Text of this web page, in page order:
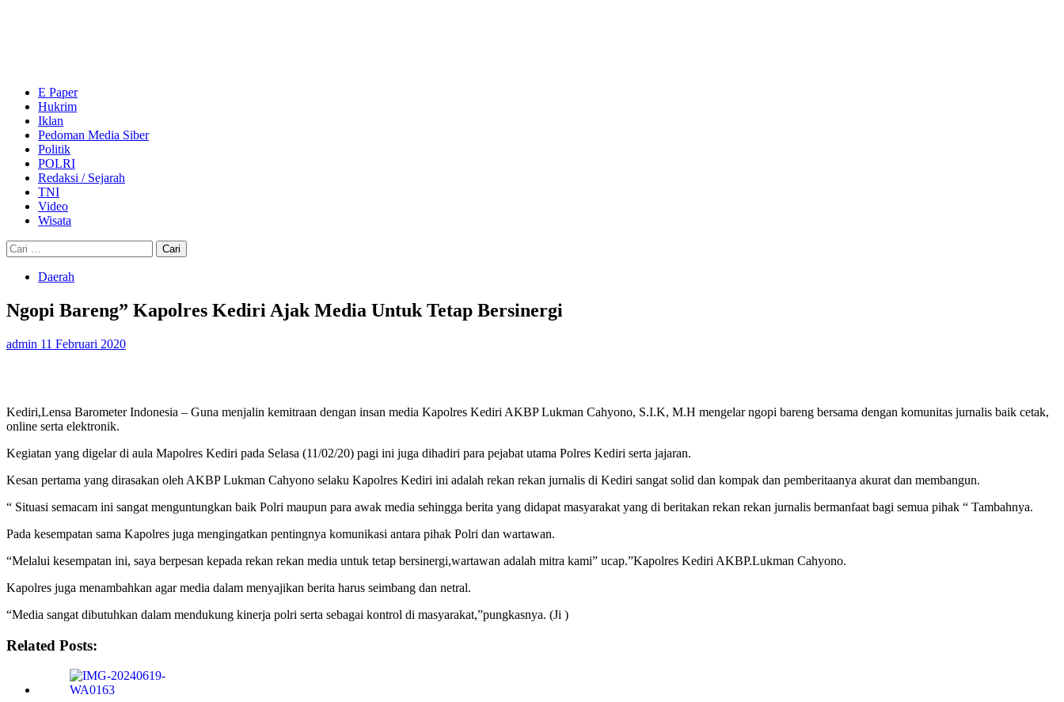
E Paper
Hukrim
Iklan
Pedoman Media Siber
Politik
POLRI
Redaksi / Sejarah
TNI
Video
Wisata
Cari
untuk:
Daerah
Ngopi Bareng” Kapolres Kediri Ajak Media Untuk Tetap Bersinergi
admin 11 Februari 2020
Kediri,Lensa Barometer Indonesia – Guna menjalin kemitraan dengan insan media Kapolres Kediri AKBP Lukman Cahyono, S.I.K, M.H mengelar ngopi bareng bersama dengan komunitas jurnalis baik cetak,
online serta elektronik.
Kegiatan yang digelar di aula Mapolres Kediri pada Selasa (11/02/20) pagi ini juga dihadiri para pejabat utama Polres Kediri serta jajaran.
Kesan pertama yang dirasakan oleh AKBP Lukman Cahyono selaku Kapolres Kediri ini adalah rekan rekan jurnalis di Kediri sangat solid dan kompak dan pemberitaanya akurat dan membangun.
“ Situasi semacam ini sangat menguntungkan baik Polri maupun para awak media sehingga berita yang didapat masyarakat yang di beritakan rekan rekan jurnalis bermanfaat bagi semua pihak “ Tambahnya.
Pada kesempatan sama Kapolres juga mengingatkan pentingnya komunikasi antara pihak Polri dan wartawan.
“Melalui kesempatan ini, saya berpesan kepada rekan rekan media untuk tetap bersinergi,wartawan adalah mitra kami” ucap.”Kapolres Kediri AKBP.Lukman Cahyono.
Kapolres juga menambahkan agar media dalam menyajikan berita harus seimbang dan netral.
“Media sangat dibutuhkan dalam mendukung kinerja polri serta sebagai kontrol di masyarakat,”pungkasnya. (Ji )
Related Posts: